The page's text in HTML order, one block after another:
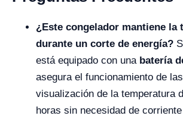
¿Este congelador mantiene la
durante un corte de energía?
está equipado con una batería
asegura el funcionamiento de
visualización de la temperatura
horas sin necesidad de